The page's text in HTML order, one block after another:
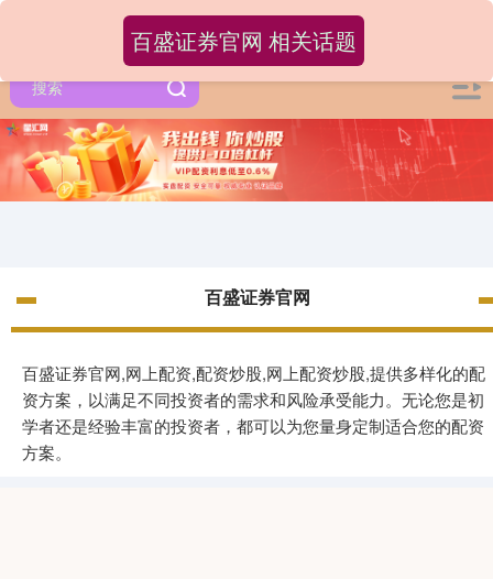
百盛证券官网
百盛证券官网,网上配资,配资炒股,网上配资炒股,提供多样化的配
资方案，以满足不同投资者的需求和风险承受能力。无论您是初
学者还是经验丰富的投资者，都可以为您量身定制适合您的配资
方案。
百盛证券官网 相关话题